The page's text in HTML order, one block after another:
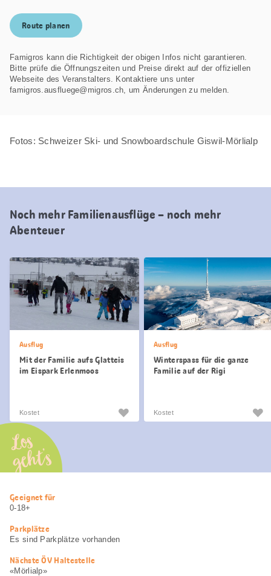
Route planen
Famigros kann die Richtigkeit der obigen Infos nicht garantieren.
Bitte prüfe die Öffnungszeiten und Preise direkt auf der offiziellen
Webseite des Veranstalters. Kontaktiere uns unter
famigros.ausfluege@migros.ch, um Änderungen zu melden.
Fotos: Schweizer Ski- und Snowboardschule Giswil-Mörlialp
Noch mehr Familienausflüge – noch mehr
Abenteuer
Ausflug
Mit der Familie aufs Glatteis
im Eispark Erlenmoos
Kostet
Ausflug
Winterspass für die ganze
Familie auf der Rigi
Kostet
Los
geht’s
Nützliche
Informationen
Geeignet für
0-18+
Parkplätze
Es sind Parkplätze vorhanden
Nächste ÖV Haltestelle
«Mörlialp»